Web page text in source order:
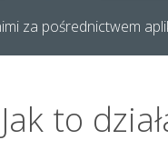
za pośrednictwem
Jak to